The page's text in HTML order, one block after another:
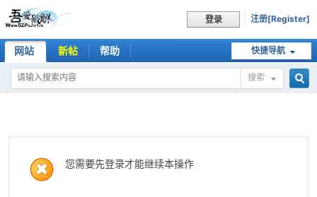
登录 注册[Register]
快捷导航
网站 新帖 帮助
搜索
您需要先登录才能继续本操作